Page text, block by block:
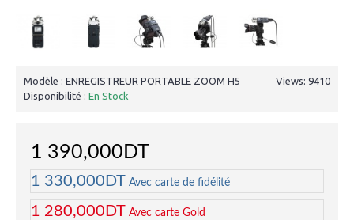
Views: 9410
Modèle : ENREGISTREUR PORTABLE ZOOM H5
Disponibilité : En Stock
1 390,000DT
1 330,000DT Avec carte de fidélité
1 280,000DT Avec carte Gold